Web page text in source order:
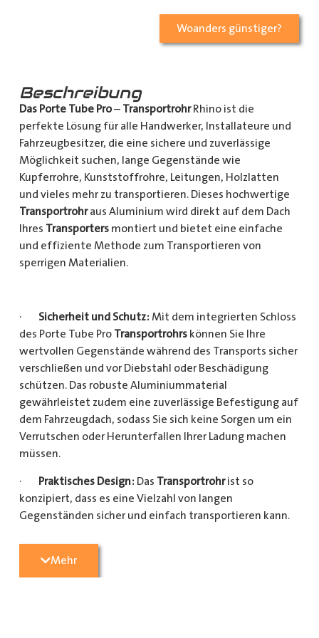
Woanders günstiger?
Beschreibung
Das Porte Tube Pro– TransportrohrRhino ist die
perfekte Lösung für alle Handwerker, Installateure und
Fahrzeugbesitzer, die eine sichere und zuverlässige
Möglichkeit suchen, lange Gegenstände wie
Kupferrohre, Kunststoffrohre, Leitungen, Holzlatten
und vieles mehr zu transportieren. Dieses hochwertige
Transportrohraus Aluminium wird direkt auf dem Dach
Ihres Transportersmontiert und bietet eine einfache
und effiziente Methode zum Transportieren von
sperrigen Materialien.
· Sicherheit und Schutz: Mit dem integrierten Schloss
des Porte Tube Pro Transportrohrskönnen Sie Ihre
wertvollen Gegenstände während des Transports sicher
verschließen und vor Diebstahl oder Beschädigung
schützen. Das robuste Aluminiummaterial
gewährleistet zudem eine zuverlässige Befestigung auf
dem Fahrzeugdach, sodass Sie sich keine Sorgen um ein
Verrutschen oder Herunterfallen Ihrer Ladung machen
müssen.
· Praktisches Design: Das Transportrohrist so
konzipiert, dass es eine Vielzahl von langen
Gegenständen sicher und einfach transportieren kann.
Kunststoffrohre für den Sanitärbereich oder Holzlatten
für den Bau benötigen, dieses
Mehr